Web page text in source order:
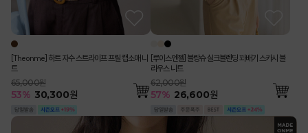
[Theonme] 하트 자수 스트라이프 프릴 캡소매 니
트
65,000원
53% 30,300원
[루이스엔젤] 블랑슈 실크블렌딩 꽈배기 스카시 블
라우스 니트
62,000원
57% 26,600원